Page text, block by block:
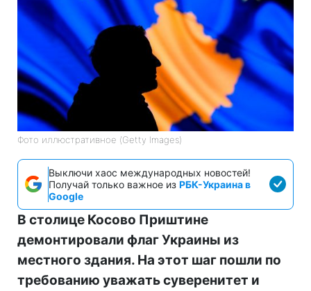
Фото иллюстративное (Getty Images)
Выключи хаос международных новостей!
Получай только важное из РБК-Украина в
Google
В столице Косово Приштине
демонтировали флаг Украины из
местного здания. На этот шаг пошли по
требованию уважать суверенитет и